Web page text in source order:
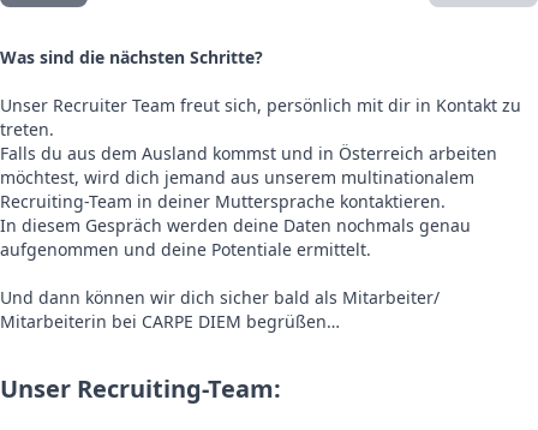
Was sind die nächsten Schritte?
Unser Recruiter Team freut sich, persönlich mit dir in Kontakt zu
treten.
Falls du aus dem Ausland kommst und in Österreich arbeiten
möchtest, wird dich jemand aus unserem multinationalem
Recruiting-Team in deiner Muttersprache kontaktieren.
In diesem Gespräch werden deine Daten nochmals genau
aufgenommen und deine Potentiale ermittelt.
Und dann können wir dich sicher bald als Mitarbeiter/
Mitarbeiterin bei CARPE DIEM begrüßen…
Unser Recruiting-Team: